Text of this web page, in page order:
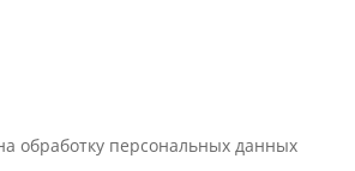
обработку персональных данных